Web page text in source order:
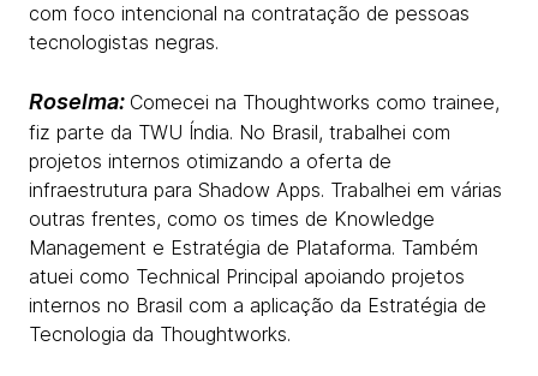
com foco intencional na contratação de pessoas
tecnologistas negras.
Roselma: Comecei na Thoughtworks como trainee,
fiz parte da TWU Índia. No Brasil, trabalhei com
projetos internos otimizando a oferta de
infraestrutura para Shadow Apps. Trabalhei em várias
outras frentes, como os times de Knowledge
Management e Estratégia de Plataforma. Também
atuei como Technical Principal apoiando projetos
internos no Brasil com a aplicação da Estratégia de
Tecnologia da Thoughtworks.